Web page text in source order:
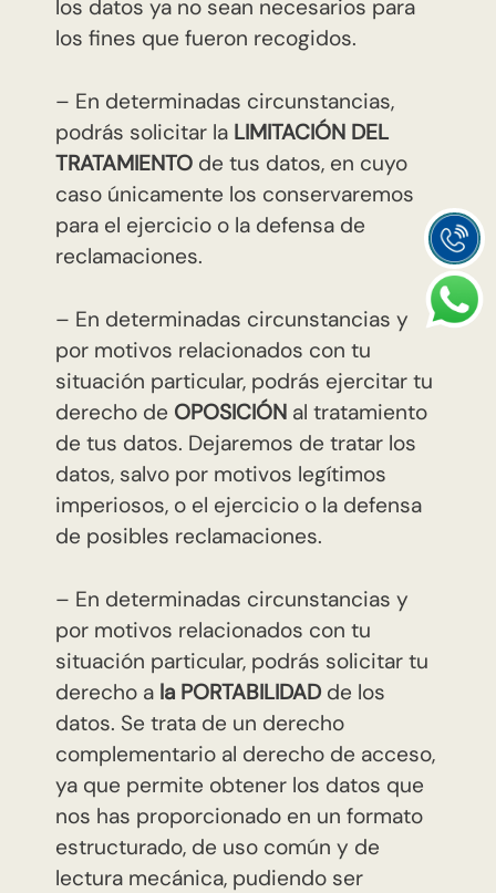
los datos ya no sean necesarios para
los fines que fueron recogidos.
– En determinadas circunstancias,
podrás solicitar la LIMITACIÓN DEL
TRATAMIENTO de tus datos, en cuyo
caso únicamente los conservaremos
para el ejercicio o la defensa de
reclamaciones.
– En determinadas circunstancias y
por motivos relacionados con tu
situación particular, podrás ejercitar tu
derecho de OPOSICIÓN al tratamiento
de tus datos. Dejaremos de tratar los
datos, salvo por motivos legítimos
imperiosos, o el ejercicio o la defensa
de posibles reclamaciones.
– En determinadas circunstancias y
por motivos relacionados con tu
situación particular, podrás solicitar tu
derecho a la PORTABILIDAD de los
datos. Se trata de un derecho
complementario al derecho de acceso,
ya que permite obtener los datos que
nos has proporcionado en un formato
estructurado, de uso común y de
lectura mecánica, pudiendo ser